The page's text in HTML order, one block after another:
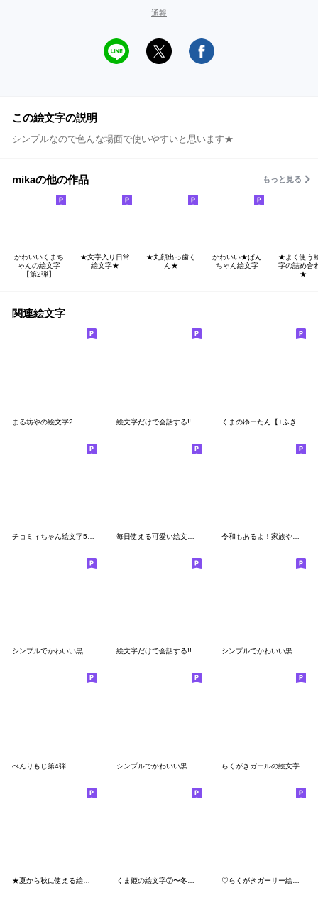
通報
この絵文字の説明
シンプルなので色んな場面で使いやすいと思います★
mikaの他の作品 もっと見る
かわいいくまち
ゃんの絵文字
【第2弾】
★文字入り日常
絵文字★
★丸顔出っ歯く
ん★
かわいい★ぱん
ちゃん絵文字
★よく使う
字の詰め合
★
関連絵文字
まる坊やの絵文字2
令和もあるよ！家族やカップルを文字で☆
シンプルでかわいい黒文字(28) 絵文字だけで会話する!!♡13♡ 【接続詞】 シンプルでかわいい黒文字(27)
べんりもじ第4弾 らくがきガールの絵文字
♡らくがきガーリー絵文字②+*.PINK+*.♡